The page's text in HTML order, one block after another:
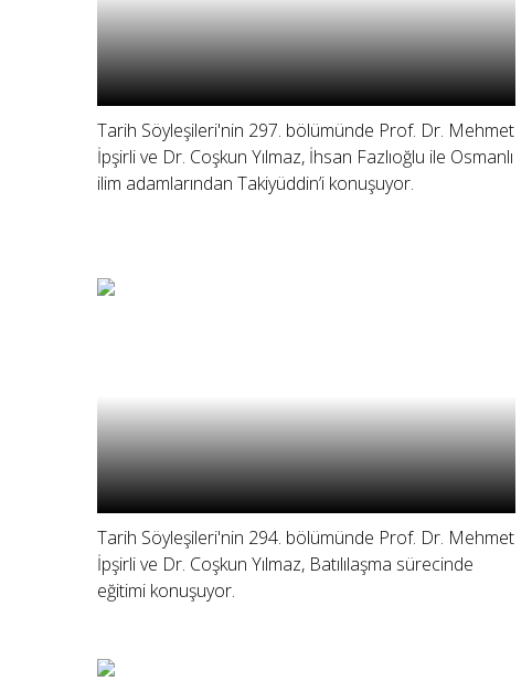
Tarih Söyleşileri'nin 297. bölümünde Prof. Dr. Mehmet
İpşirli ve Dr. Coşkun Yılmaz, İhsan Fazlıoğlu ile Osmanlı
ilim adamlarından Takiyüddin’i konuşuyor.
Tarih Söyleşileri'nin 294. bölümünde Prof. Dr. Mehmet
İpşirli ve Dr. Coşkun Yılmaz, Batılılaşma sürecinde
eğitimi konuşuyor.